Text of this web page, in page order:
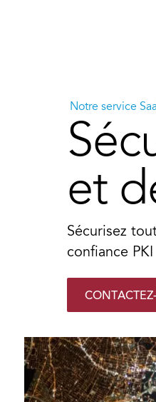
solution –
Notre service
et
Sécurisez
confiance PKI